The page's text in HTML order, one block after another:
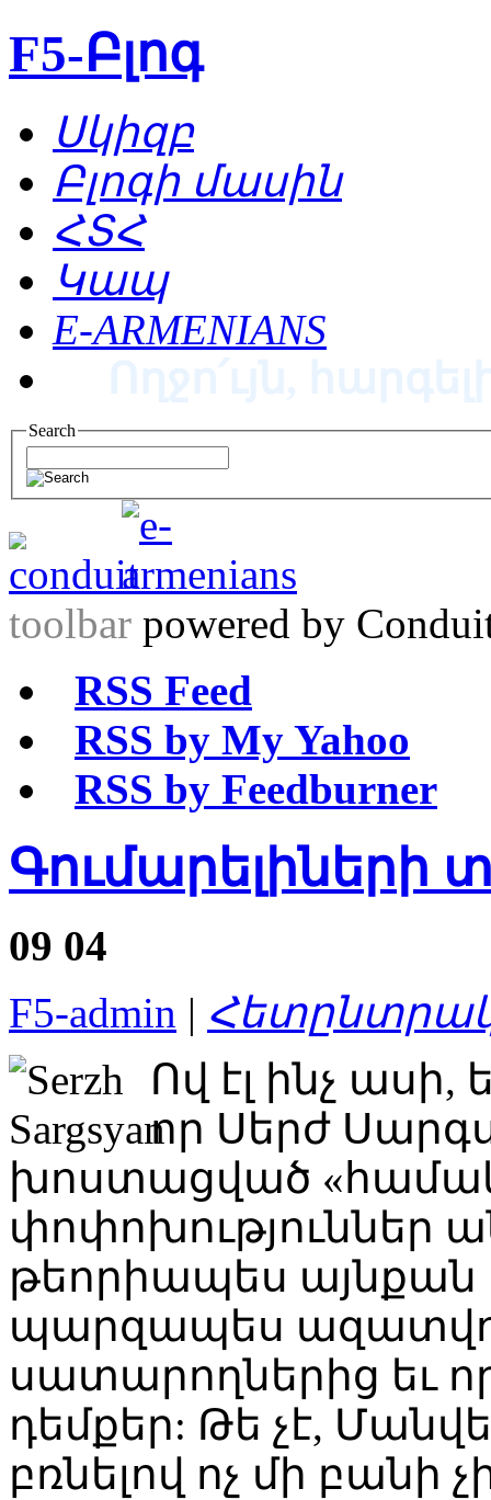
F5-Բլոգ
Սկիզբ
Բլոգի մասին
ՀՏՀ
Կապ
E-ARMENIANS
Search
toolbar powered by
RSS Feed
RSS by My Yahoo
RSS by Feedburner
Գումարելիների
09 04
F5-admin |
Ով էլ ինչ
որ Սերժ
խոստացված
փոփոխություններ
թեորիապես այնքան
պարզապես
սատարողներից եւ
դեմքեր: Թե չէ,
բռնելով ոչ մի բանի